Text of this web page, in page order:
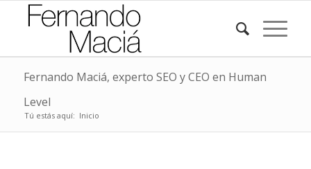
Fernando Maciá, experto SEO y CEO en Human
Level
Tú estás aquí: Inicio